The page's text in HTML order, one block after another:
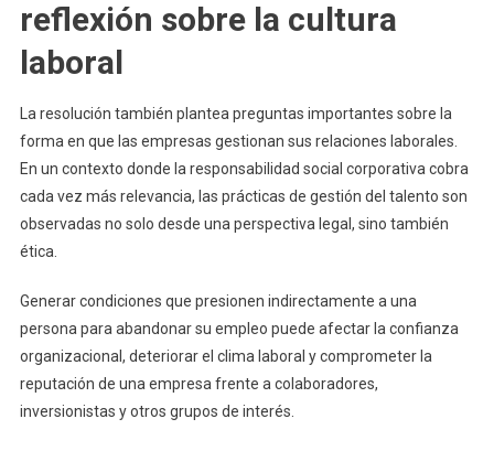
reflexión sobre la cultura
laboral
La resolución también plantea preguntas importantes sobre la
forma en que las empresas gestionan sus relaciones laborales.
En un contexto donde la responsabilidad social corporativa cobra
cada vez más relevancia, las prácticas de gestión del talento son
observadas no solo desde una perspectiva legal, sino también
ética.
Generar condiciones que presionen indirectamente a una
persona para abandonar su empleo puede afectar la confianza
organizacional, deteriorar el clima laboral y comprometer la
reputación de una empresa frente a colaboradores,
inversionistas y otros grupos de interés.